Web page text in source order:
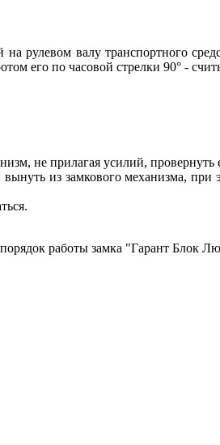
рулевом валу транспортного
его по часовой стрелки 90° -
не прилагая усилий,
из замкового механизма,
работы замка "Гарант Блок